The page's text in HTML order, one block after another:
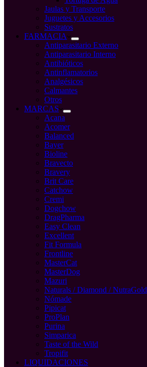
Jaulas y Transporte
Juguetes y Accesorios
Sustratos
FARMACIA
Antiparasitario Externo
Antiparasitario Interno
Antibióticos
Antinflamatorios
Analgésicos
Calmantes
Otros
MARCAS
Acana
Acomer
Balanced
Bayer
Bioline
Bravecto
Bravery
Brit Care
Catchow
Cremi
Dogchow
DragPharma
Easy Clean
Excellent
Fit Formula
Frontline
MasterCat
MasterDog
Mazuri
Naturals / Diamond / NutraGold
Nómade
Pipicat
ProPlan
Purina
Simparica
Taste of the Wild
Tropifit
LIQUIDACIONES